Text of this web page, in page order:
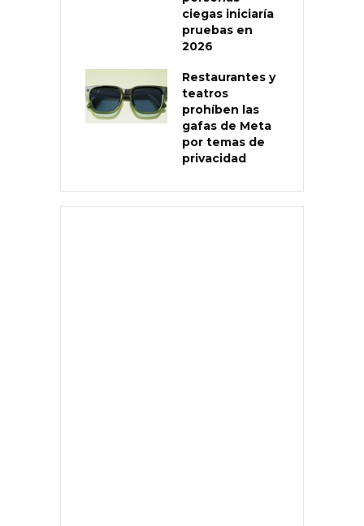
ciegas iniciaría
pruebas en
2026
Restaurantes y
teatros
prohíben las
gafas de Meta
por temas de
privacidad